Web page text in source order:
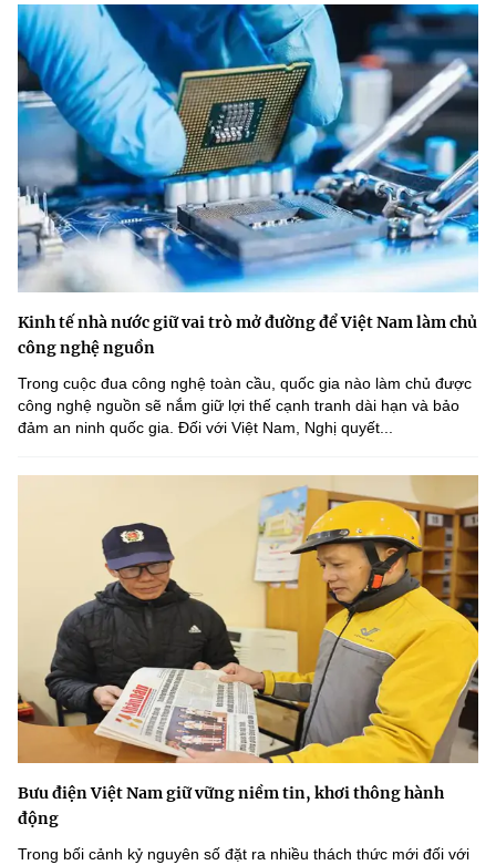
Kinh tế nhà nước giữ vai trò mở đường để Việt Nam làm chủ
công nghệ nguồn
Trong cuộc đua công nghệ toàn cầu, quốc gia nào làm chủ được
công nghệ nguồn sẽ nắm giữ lợi thế cạnh tranh dài hạn và bảo
đảm an ninh quốc gia. Đối với Việt Nam, Nghị quyết...
Bưu điện Việt Nam giữ vững niềm tin, khơi thông hành
động
Trong bối cảnh kỷ nguyên số đặt ra nhiều thách thức mới đối với